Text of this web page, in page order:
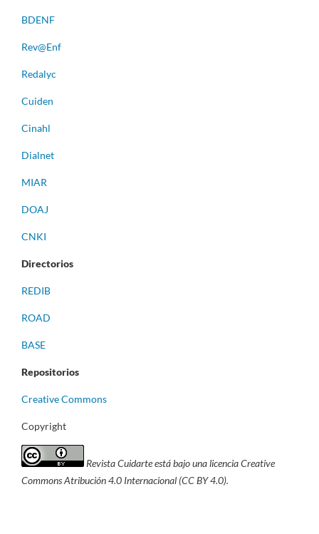
BDENF
Rev@Enf
Redalyc
Cuiden
Cinahl
Dialnet
MIAR
DOAJ
CNKI
Directorios
REDIB
ROAD
BASE
Repositorios
Creative Commons
Copyright
Revista Cuidarte está bajo una licencia Creative
Commons Atribución 4.0 Internacional (CC BY 4.0).